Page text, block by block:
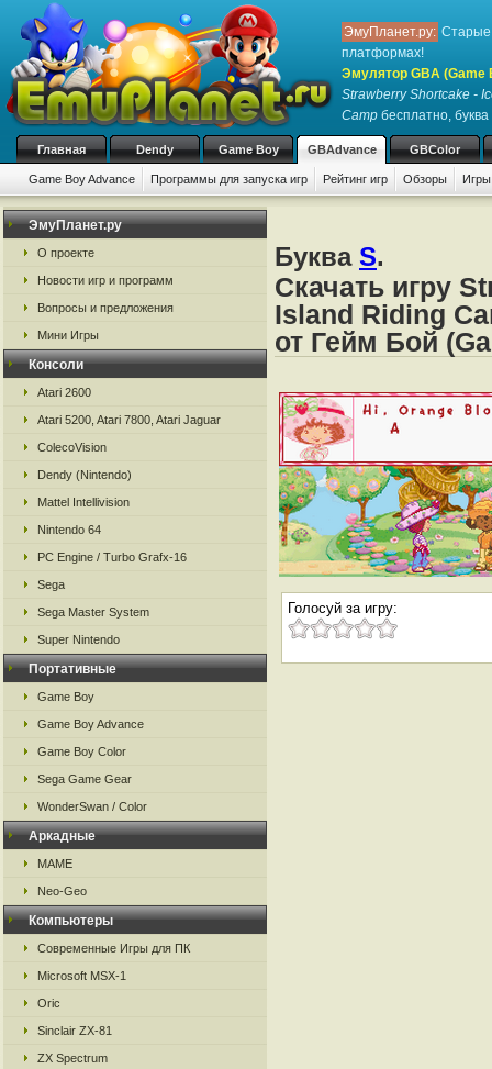
ЭмуПланет.ру: Старые
платформах!
Эмулятор GBA (Game
Strawberry Shortcake -
Camp бесплатно, буква
Главная Dendy Game Boy GBAdvance GBColor
Game Boy Advance Программы для запуска игр Рейтинг игр Обзоры
ЭмуПланет.ру
О проекте
Новости игр и программ
Вопросы и предложения
Мини Игры
Консоли
Atari 2600
Atari 5200, Atari 7800, Atari Jaguar
ColecoVision
Dendy (Nintendo)
Mattel Intellivision
Nintendo 64
PC Engine / Turbo Grafx-16
Sega
Sega Master System
Super Nintendo
Портативные
Game Boy
Game Boy Advance
Game Boy Color
Sega Game Gear
WonderSwan / Color
Аркадные
MAME
Neo-Geo
Компьютеры
Современные Игры для ПК
Microsoft MSX-1
Oric
Sinclair ZX-81
ZX Spectrum
Буква S.
Скачать игру
Island Riding
от Гейм Бой
Голосуй за игру: